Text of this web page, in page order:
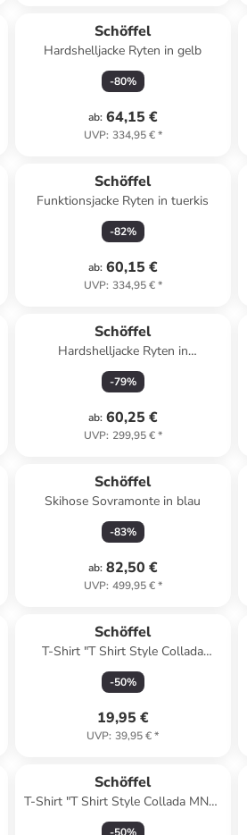
Schöffel
Hardshelljacke Ryten in gelb
-80%
ab: 64,15 €
UVP: 334,95 €*
Schöffel
Funktionsjacke Ryten in tuerkis
-82%
ab: 60,15 €
UVP: 334,95 €*
Schöffel
Hardshelljacke Ryten in
dunkelgruen
-79%
ab: 60,25 €
UVP: 299,95 €*
Schöffel
Skihose Sovramonte in blau
-83%
ab: 82,50 €
UVP: 499,95 €*
Schöffel
T-Shirt "T Shirt Style Collada
WMS" in apricot glow
-50%
19,95 €
UVP: 39,95 €*
Schöffel
T-Shirt "T Shirt Style Collada MNS"
in fir green